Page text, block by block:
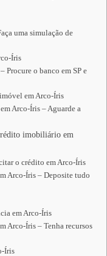
uma simulação de
Íris
o banco em SP e
em Arco-Íris
Arco-Íris – Aguarde a
imobiliário em
o crédito em Arco-Íris
Arco-Íris – Deposite tudo
em Arco-Íris
Arco-Íris – Tenha recursos
Íris